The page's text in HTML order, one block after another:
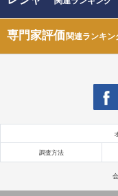
専門家評価関連ランキン
調査方法